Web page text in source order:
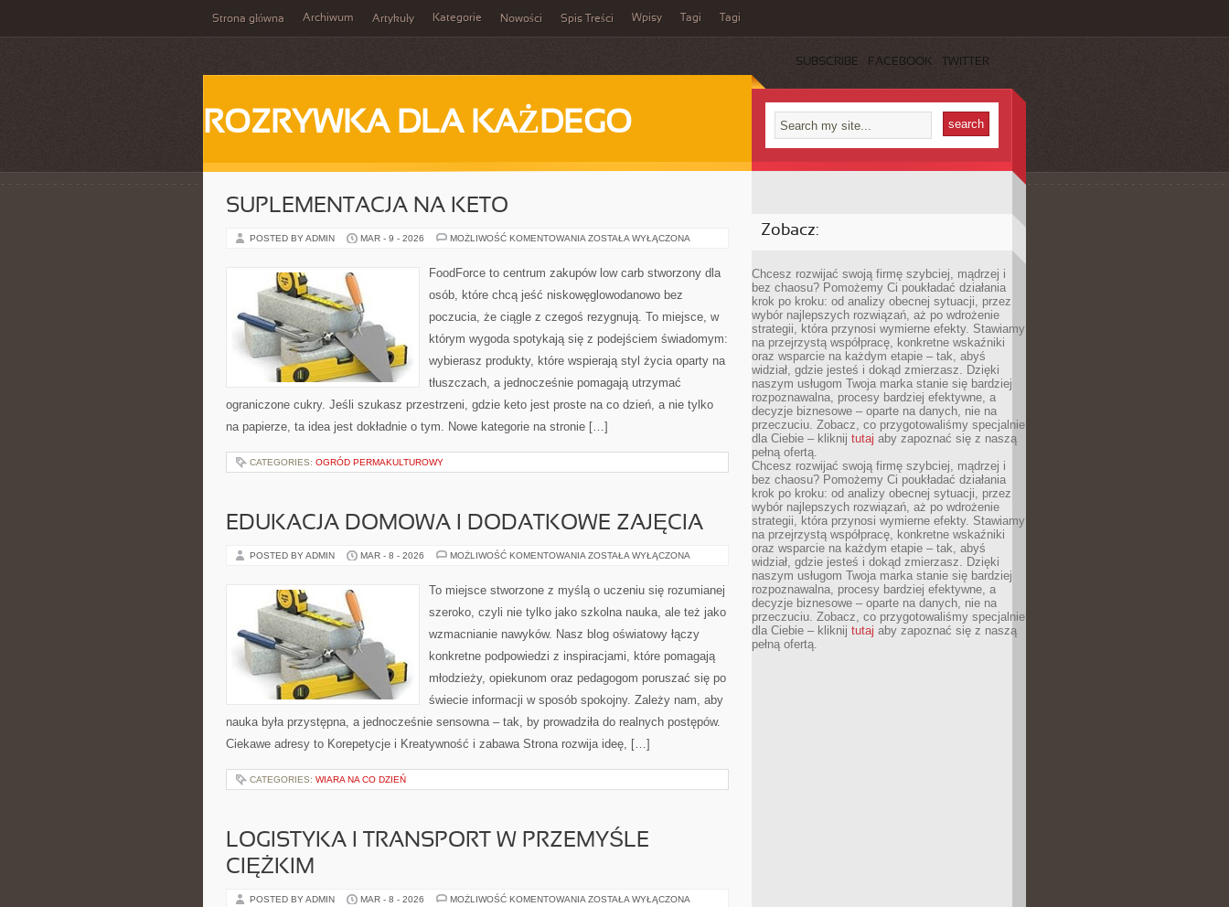
Strona główna Archiwum Artykuły Kategorie Nowości Spis Treści Wpisy Tagi Tagi
SUBSCRIBE FACEBOOK TWITTER
ROZRYWKA DLA KAŻDEGO
SUPLEMENTACJA NA KETO
POSTED BY ADMIN MAR - 9 - 2026 MOŻLIWOŚĆ KOMENTOWANIA SUPLEMENTACJA
ZOSTAŁA WYŁĄCZONA
FoodForce to centrum zakupów low carb stworzony dla
osób, które chcą jeść niskowęglowodanowo bez
poczucia, że ciągle z czegoś rezygnują. To miejsce, w
którym wygoda spotykają się z podejściem świadomym:
wybierasz produkty, które wspierają styl życia oparty na
tłuszczach, a jednocześnie pomagają utrzymać
ograniczone cukry. Jeśli szukasz przestrzeni, gdzie keto jest proste na co dzień, a nie tylko
na papierze, ta idea jest dokładnie o tym. Nowe kategorie na stronie […]
CATEGORIES: OGRÓD PERMAKULTUROWY
EDUKACJA DOMOWA I DODATKOWE ZAJĘCIA
POSTED BY ADMIN MAR - 8 - 2026 MOŻLIWOŚĆ KOMENTOWANIA EDUKACJA
DODATKOWE
ZAJĘCIA
ZOSTAŁA WYŁĄCZONA
To miejsce stworzone z myślą o uczeniu się rozumianej
szeroko, czyli nie tylko jako szkolna nauka, ale też jako
wzmacnianie nawyków. Nasz blog oświatowy łączy
konkretne podpowiedzi z inspiracjami, które pomagają
młodzieży, opiekunom oraz pedagogom poruszać się po
świecie informacji w sposób spokojny. Zależy nam, aby
nauka była przystępna, a jednocześnie sensowna – tak, by prowadziła do realnych postępów.
Ciekawe adresy to Korepetycje i Kreatywność i zabawa Strona rozwija ideę, […]
CATEGORIES: WIARA NA CO DZIEŃ
LOGISTYKA I TRANSPORT W PRZEMYŚLE
CIĘŻKIM
POSTED BY ADMIN MAR - 8 - 2026 MOŻLIWOŚĆ KOMENTOWANIA LOGISTYKA
ZOSTAŁA WYŁĄCZONA
Zobacz:
Chcesz rozwijać swoją firmę szybciej, mądrzej i
bez chaosu? Pomożemy Ci poukładać działania
krok po kroku: od analizy obecnej sytuacji, przez
wybór najlepszych rozwiązań, aż po wdrożenie
strategii, która przynosi wymierne efekty. Stawiamy
na przejrzystą współpracę, konkretne wskaźniki
oraz wsparcie na każdym etapie – tak, abyś
widział, gdzie jesteś i dokąd zmierzasz. Dzięki
naszym usługom Twoja marka stanie się bardziej
rozpoznawalna, procesy bardziej efektywne, a
decyzje biznesowe – oparte na danych, nie na
przeczuciu. Zobacz, co przygotowaliśmy specjalnie
dla Ciebie – kliknij tutaj aby zapoznać się z naszą
pełną ofertą.
Chcesz rozwijać swoją firmę szybciej, mądrzej i
bez chaosu? Pomożemy Ci poukładać działania
krok po kroku: od analizy obecnej sytuacji, przez
wybór najlepszych rozwiązań, aż po wdrożenie
strategii, która przynosi wymierne efekty. Stawiamy
na przejrzystą współpracę, konkretne wskaźniki
oraz wsparcie na każdym etapie – tak, abyś
widział, gdzie jesteś i dokąd zmierzasz. Dzięki
naszym usługom Twoja marka stanie się bardziej
rozpoznawalna, procesy bardziej efektywne, a
decyzje biznesowe – oparte na danych, nie na
przeczuciu. Zobacz, co przygotowaliśmy specjalnie
dla Ciebie – kliknij tutaj aby zapoznać się z naszą
pełną ofertą.